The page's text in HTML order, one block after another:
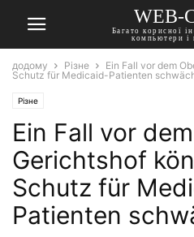
WEB-
Багато корисної
компьютери і
додому Різне
Ein Fall vor dem
Schutz für Medicaid-Patienten
Різне
Ein Fall vor
Gerichtshof
Schutz für
Patienten